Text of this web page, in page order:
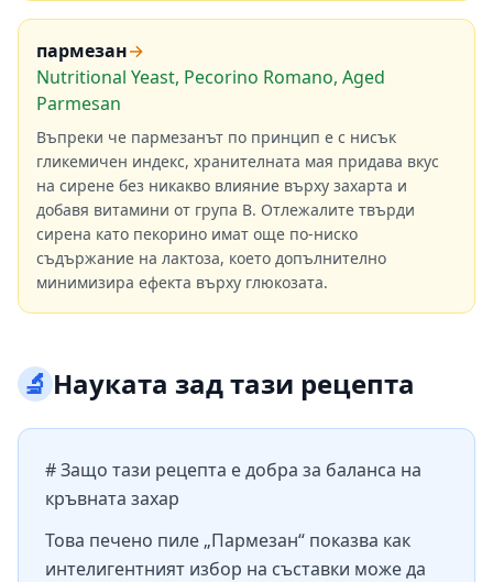
пармезан→
Nutritional Yeast, Pecorino Romano, Aged
Parmesan
Въпреки че пармезанът по принцип е с нисък
гликемичен индекс, хранителната мая придава вкус
на сирене без никакво влияние върху захарта и
добавя витамини от група B. Отлежалите твърди
сирена като пекорино имат още по-ниско
съдържание на лактоза, което допълнително
минимизира ефекта върху глюкозата.
🔬Науката зад тази рецепта
# Защо тази рецепта е добра за баланса на
кръвната захар
Това печено пиле „Пармезан“ показва как
интелигентният избор на съставки може да